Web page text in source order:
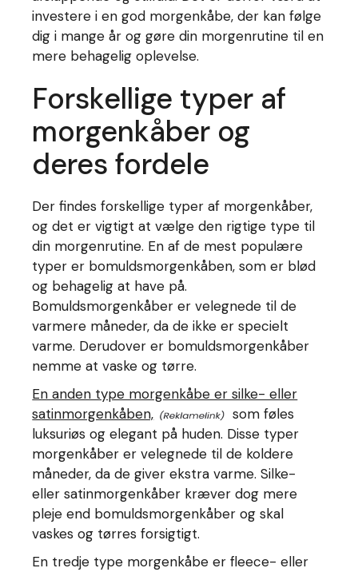
investere i en god morgenkåbe, der kan følge
dig i mange år og gøre din morgenrutine til en
mere behagelig oplevelse.
Forskellige typer af
morgenkåber og
deres fordele
Der findes forskellige typer af morgenkåber,
og det er vigtigt at vælge den rigtige type til
din morgenrutine. En af de mest populære
typer er bomuldsmorgenkåben, som er blød
og behagelig at have på.
Bomuldsmorgenkåber er velegnede til de
varmere måneder, da de ikke er specielt
varme. Derudover er bomuldsmorgenkåber
nemme at vaske og tørre.
En anden type morgenkåbe er silke- eller
satinmorgenkåben,
som føles
luksuriøs og elegant på huden. Disse typer
morgenkåber er velegnede til de koldere
måneder, da de giver ekstra varme. Silke-
eller satinmorgenkåber kræver dog mere
pleje end bomuldsmorgenkåber og skal
vaskes og tørres forsigtigt.
En tredje type morgenkåbe er fleece- eller